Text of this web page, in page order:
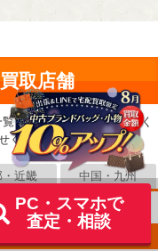
取店舗
です。ルイヴィトンを高く
ください。
・近畿 中国・九州
千葉県 茨城県 栃木県
たい
PC・スマホで
査定・相談
メール査定
出張買取